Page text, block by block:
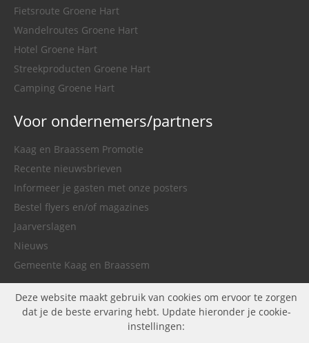
Deze website maakt gebruik van cookies om ervoor te zorgen
dat je de beste ervaring hebt. Update hieronder je cookie-
instellingen:
Fietsroute Groene Hart
Wandelroutes Groene Hart
Hotel Groene Hart
Streekproducten Groene Hart
Camping Groene Hart
Voor ondernemers/partners
Kaag en Braassem Promotie
Recente nieuwsbrieven
Informeer je gasten met onze posters
Bestel flyers en/of magazines
Jaarverslagen
Nieuws
Gemeente Kaag en Braassem